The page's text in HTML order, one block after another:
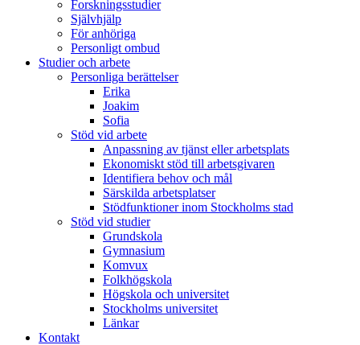
Forskningsstudier
Självhjälp
För anhöriga
Personligt ombud
Studier och arbete
Personliga berättelser
Erika
Joakim
Sofia
Stöd vid arbete
Anpassning av tjänst eller arbetsplats
Ekonomiskt stöd till arbetsgivaren
Identifiera behov och mål
Särskilda arbetsplatser
Stödfunktioner inom Stockholms stad
Stöd vid studier
Grundskola
Gymnasium
Komvux
Folkhögskola
Högskola och universitet
Stockholms universitet
Länkar
Kontakt